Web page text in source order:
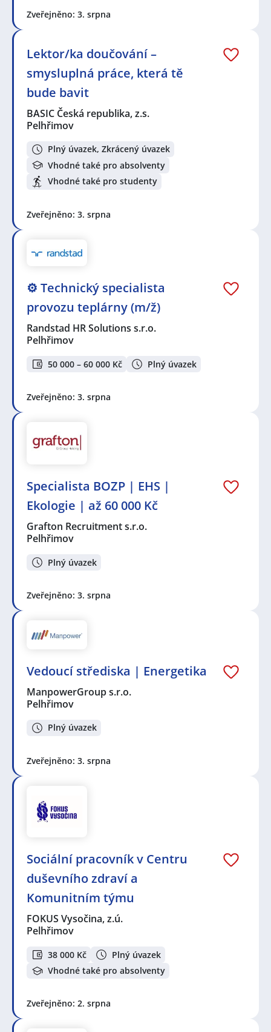
Zveřejněno: 3. srpna
Lektor/ka doučování –
smysluplná práce, která tě
bude bavit
BASIC Česká republika, z.s.
Pelhřimov
Plný úvazek, Zkrácený úvazek
Vhodné také pro absolventy
Vhodné také pro studenty
Zveřejněno: 3. srpna
⚙️ Technický specialista
provozu teplárny (m/ž)
Randstad HR Solutions s.r.o.
Pelhřimov
50 000 – 60 000 Kč Plný úvazek
Zveřejněno: 3. srpna
Specialista BOZP | EHS |
Ekologie | až 60 000 Kč
Grafton Recruitment s.r.o.
Pelhřimov
Plný úvazek
Zveřejněno: 3. srpna
Vedoucí střediska | Energetika
ManpowerGroup s.r.o.
Pelhřimov
Plný úvazek
Zveřejněno: 3. srpna
Sociální pracovník v Centru
duševního zdraví a
Komunitním týmu
FOKUS Vysočina, z.ú.
Pelhřimov
38 000 Kč
Plný úvazek
Vhodné také pro absolventy
Zveřejněno: 2. srpna